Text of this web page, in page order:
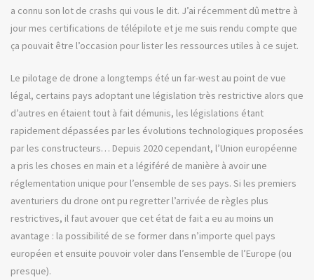
a connu son lot de crashs qui vous le dit. J’ai récemment dû mettre à
jour mes certifications de télépilote et je me suis rendu compte que
ça pouvait être l’occasion pour lister les ressources utiles à ce sujet.
Le pilotage de drone a longtemps été un far-west au point de vue
légal, certains pays adoptant une législation très restrictive alors que
d’autres en étaient tout à fait démunis, les législations étant
rapidement dépassées par les évolutions technologiques proposées
par les constructeurs… Depuis 2020 cependant, l’Union européenne
a pris les choses en main et a légiféré de manière à avoir une
réglementation unique pour l’ensemble de ses pays. Si les premiers
aventuriers du drone ont pu regretter l’arrivée de règles plus
restrictives, il faut avouer que cet état de fait a eu au moins un
avantage : la possibilité de se former dans n’importe quel pays
européen et ensuite pouvoir voler dans l’ensemble de l’Europe (ou
presque).